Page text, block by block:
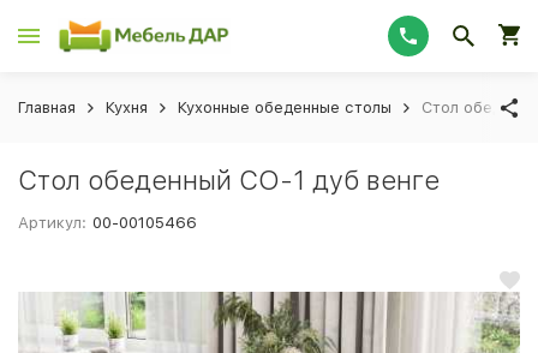
Главная Кухня Кухонные обеденные столы Стол
Стол обеденный СО-1 дуб венге
Артикул: 00-00105466